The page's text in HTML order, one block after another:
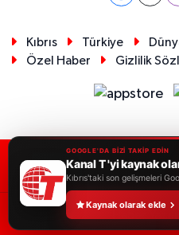
Kıbrıs Türkiye
Özel Haber
Gizlilik
RSS Copyright
Haber
GOOGLE'DA BİZİ TAKİP EDİN
Kanal T 'yi kaynak
Kıbrıs'taki son gelişmeleri
Kaynak olarak ekle